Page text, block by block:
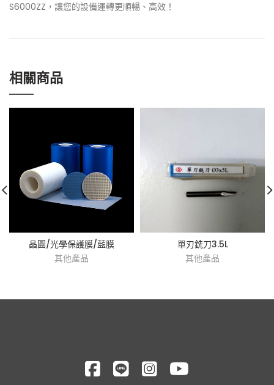
S6000ZZ，讓您的設備運轉更順暢、高效！
相關商品
晶圓/光學保護膜/藍膜
其他產品
單刃銑刀3.5L
其他產品